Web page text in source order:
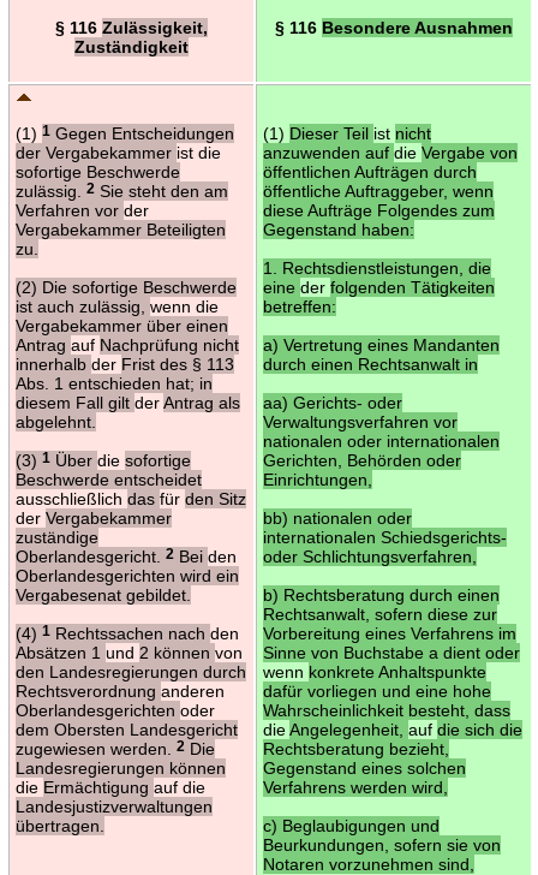
§ 116 Zulässigkeit,
Zuständigkeit
§ 116 Besondere Ausnahmen
(1) 1Gegen Entscheidungen
der Vergabekammer ist die
sofortige Beschwerde
zulässig.
2Sie steht den am
Verfahren vor der
Vergabekammer Beteiligten
zu.
(2) Die sofortige Beschwerde
ist auch zulässig, wenn die
Vergabekammer über einen
Antrag auf Nachprüfung nicht
innerhalb der Frist des § 113
Abs. 1 entschieden hat; in
diesem Fall gilt derAntrag als
abgelehnt.
(3) 1Über die sofortige
Beschwerde entscheidet
ausschließlich das für den Sitz
der Vergabekammer
zuständige
Oberlandesgericht.
2Bei den
Oberlandesgerichten wird ein
Vergabesenat gebildet.
(4) 1Rechtssachen nach den
Absätzen 1 und 2 können von
den Landesregierungen durch
Rechtsverordnung anderen
Oberlandesgerichten oder
dem Obersten Landesgericht
zugewiesen werden.
2Die
Landesregierungen können
die Ermächtigung auf die
Landesjustizverwaltungen
übertragen.
(1) Dieser Teil ist nicht
anzuwenden auf die Vergabe von
öffentlichen Aufträgen durch
öffentliche Auftraggeber, wenn
diese Aufträge Folgendes zum
Gegenstand haben:
1. Rechtsdienstleistungen, die
eine der folgenden Tätigkeiten
betreffen:
a) Vertretung eines Mandanten
durch einen Rechtsanwalt in
aa) Gerichts- oder
Verwaltungsverfahren vor
nationalen oder internationalen
Gerichten, Behörden oder
Einrichtungen,
bb) nationalen oder
internationalen Schiedsgerichts-
oder Schlichtungsverfahren,
b) Rechtsberatung durch einen
Rechtsanwalt, sofern diese zur
Vorbereitung eines Verfahrens im
Sinne von Buchstabe a dient oder
wenn konkrete Anhaltspunkte
dafür vorliegen und eine hohe
Wahrscheinlichkeit besteht, dass
dieAngelegenheit, auf die sich die
Rechtsberatung bezieht,
Gegenstand eines solchen
Verfahrens werden wird,
c) Beglaubigungen und
Beurkundungen, sofern sie von
Notaren vorzunehmen sind,